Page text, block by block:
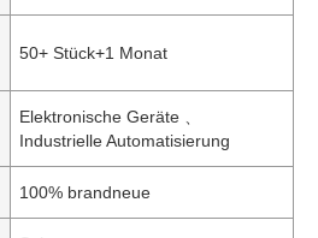
50+ Stück+1 Monat
Elektronische Geräte 、
Industrielle Automatisierung
100% brandneue